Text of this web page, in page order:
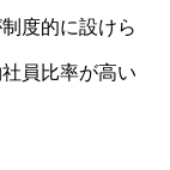
度的に設けら
員比率が高い